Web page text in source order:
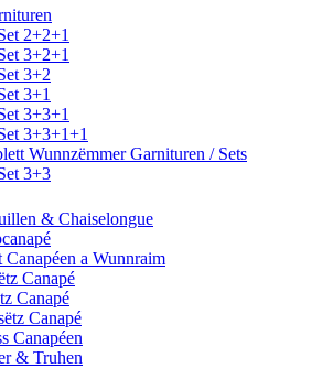
2+2+1
3+2+1
3+2
3+1
3+3+1
3+3+1+1
Wunnzëmmer Garnituren / Sets
3+3
& Chaiselongue
Canapéen a Wunnraim
Canapé
Canapé
Canapé
Canapéen
& Truhen